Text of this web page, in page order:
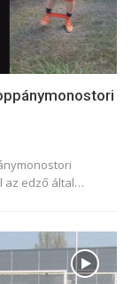
az edző által…